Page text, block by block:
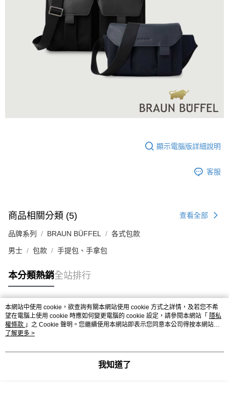
顯示電腦版詳細說明
客服
商品相關分類 (5) 查看全部
品牌系列 BRAUN BÜFFEL 各式包款
男士 包款 手提包、手拿包
本分類熱銷全站排行
熱門標籤
本網站中使用 cookie，欲查詢有關本網站使用 cookie 方式之詳情，及若您不希
望在電腦上使用 cookie 時應如何變更電腦的 cookie 設定，請參閱本網站「 隱私
權條款 」之 Cookie 聲明。您繼續使用本網站即表示您同意本公司得按本網站使
用條款之 Cookie 聲明使用 cookie。
了解更多 >
我知道了